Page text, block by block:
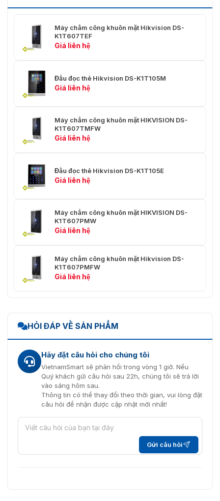
tiền sản phẩm lỗi cũng đều được thực hiện theo quy
Hiện nay, chúng tôi đang có nhiều ưu đãi giảm giá, lắp
máy chấm công khuôn mặt
chi tiết về sản phẩm cũng như các khuyến mãi, hãy liên
ngay hôm nay nhé!
Máy chấm công khuôn mặt Hikvision DS-
K1T607TEF
Giá liên hệ
Đầu đọc thẻ Hikvision DS-K1T105M
Giá liên hệ
Máy chấm công khuôn mặt HIKVISION DS-
K1T607TMFW
Giá liên hệ
Đầu đọc thẻ Hikvision DS-K1T105E
Giá liên hệ
Máy chấm công khuôn mặt HIKVISION DS-
K1T607PMW
Giá liên hệ
Máy chấm công khuôn mặt Hikvision DS-
K1T607PMFW
Giá liên hệ
HỎI ĐÁP VỀ SẢN PHẨM
Hãy đặt câu hỏi cho chúng tôi
VietnamSmart sẽ phản hồi trong vòng 1 giờ. Nếu
Quý khách gửi câu hỏi sau 22h, chúng tôi sẽ trả lời
vào sáng hôm sau.
Thông tin có thể thay đổi theo thời gian, vui lòng đặt
câu hỏi để nhận được cập nhật mới nhất!
Gửi câu hỏi